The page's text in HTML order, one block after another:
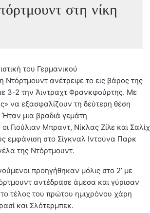
στη νίκη
του Γερμανικού
Ντόρτμουντ ανέτρεψε το εις βάρος της
3-2 την Άιντραχτ Φρανκφούρτης. Με
να εξασφαλίζουν τη δεύτερη θέση
μια βραδιά γεμάτη
Γιούλιαν Μπραντ, Νίκλας Ζίλε και
εμφάνιση στο Σίγκναλ Ιντούνα Παρκ
της Ντόρτμουντ.
προηγήθηκαν μόλις στο 2’ με
αντέδρασε άμεσα και γύρισαν
το τέλος του πρώτου ημιχρόνου χάρη
και Σλότερμπεκ.